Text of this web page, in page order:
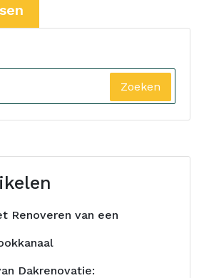
Zoeken
Renoveren van een
Dakrenovatie: